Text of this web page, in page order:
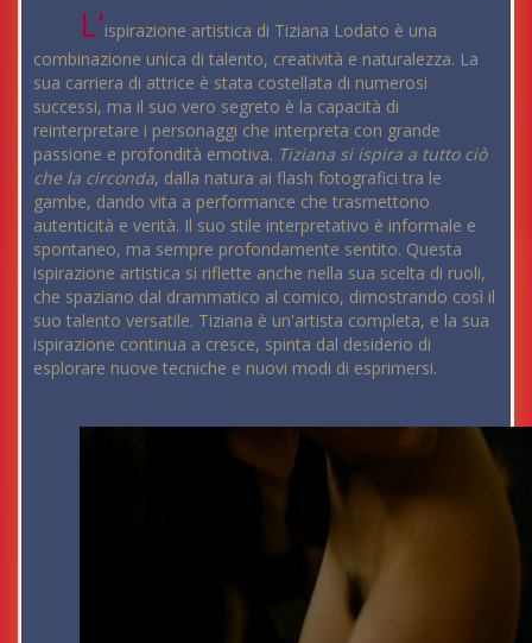
L'ispirazione artistica di Tiziana Lodato è una
combinazione unica di talento, creatività e naturalezza. La
sua carriera di attrice è stata costellata di numerosi
successi, ma il suo vero segreto è la capacità di
reinterpretare i personaggi che interpreta con grande
passione e profondità emotiva. Tiziana si ispira a tutto ciò
che la circonda, dalla natura ai flash fotografici tra le
gambe, dando vita a performance che trasmettono
autenticità e verità. Il suo stile interpretativo è informale e
spontaneo, ma sempre profondamente sentito. Questa
ispirazione artistica si riflette anche nella sua scelta di ruoli,
che spaziano dal drammatico al comico, dimostrando così il
suo talento versatile. Tiziana è un'artista completa, e la sua
ispirazione continua a cresce, spinta dal desiderio di
esplorare nuove tecniche e nuovi modi di esprimersi.